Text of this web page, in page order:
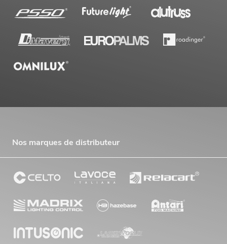
Nos marques de distributeur